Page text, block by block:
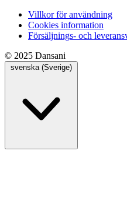
Villkor för användning
Cookies information
Försäljnings- och
© 2025 Dansani
svenska (Sverige)